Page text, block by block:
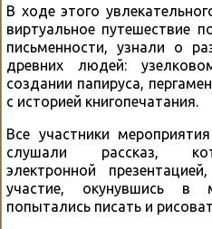
В ходе этого
виртуальное путешествие
письменности, узнали о
древних людей:
создании папируса,
с историей книгопечатания.
Все участники
слушали рассказ,
электронной
участие, окунувшись
попытались писать и